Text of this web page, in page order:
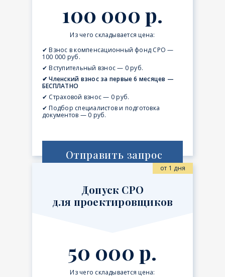
100 000 р.
Из чего складывается цена:
✔ Взнос в компенсационный фонд СРО —
100 000 руб.
✔ Вступительный взнос — 0 руб.
✔ Членский взнос за первые 6 месяцев —
БЕСПЛАТНО
✔ Страховой взнос — 0 руб.
✔ Подбор специалистов и подготовка
документов — 0 руб.
Отправить запрос
от 1 дня
Допуск СРО
для проектировщиков
50 000 р.
Из чего складывается цена: